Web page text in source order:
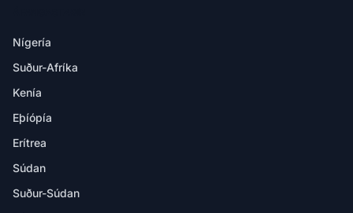
Nígería
Suður-Afríka
Kenía
Eþíópía
Erítrea
Súdan
Suður-Súdan